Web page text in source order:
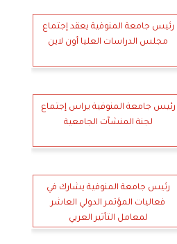
رئيس جامعة المنوفية يعقد إجتماع
مجلس الدراسات العليا أون لاين
رئيس جامعة المنوفية يراس إجتماع
لجنة المنشآت الجامعية
رئيس جامعة المنوفية يشارك في
فعاليات المؤتمر الدولي العاشر
لمعامل التأثير العربي